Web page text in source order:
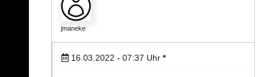
jmaneke
16.03.2022 - 07:37 Uhr *